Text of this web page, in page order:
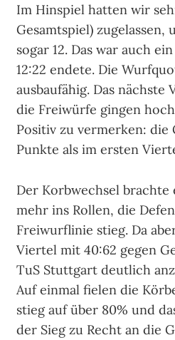
Im Hinspiel hatten wir
Gesamtspiel)
sogar 12. Das war auch
12:22 endete. Die
ausbaufähig. Das
die Freiwürfe gingen
Positiv zu vermerken: die
Punkte als im ersten
Der Korbwechsel brachte
mehr ins Rollen, die
Freiwurflinie stieg. Da
Viertel mit 40:62 gegen
TuS Stuttgart deutlich
Auf einmal fielen die
stieg auf über 80% und
der Sieg zu Recht an die